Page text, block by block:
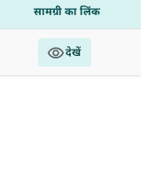
सामग्री का लिंक
देखें